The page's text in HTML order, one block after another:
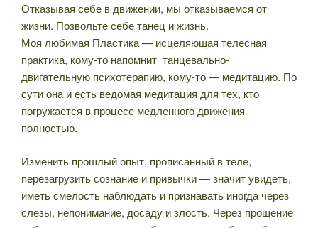
Отказывая себе в движении, мы отказываемся от
жизни. Позвольте себе танец и жизнь.
Моя любимая Пластика — исцеляющая телесная
практика, кому-то напомнит танцевально-
двигательную психотерапию, кому-то — медитацию. По
сути она и есть ведомая медитация для тех, кто
погружается в процесс медленного движения
полностью.
Изменить прошлый опыт, прописанный в теле,
перезагрузить сознание и привычки — значит увидеть,
иметь смелость наблюдать и признавать иногда через
слезы, непонимание, досаду и злость. Через прощение